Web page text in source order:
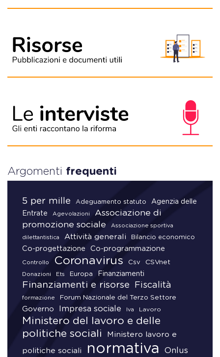
Argomenti frequenti
5 per mille Adeguamento statuto
Agenzia delle
Entrate
Agevolazioni
Associazione di
promozione sociale
Associazione sportiva
dilettantistica Attività generali Bilancio economico
Co-progettazione Co-programmazione
Controllo Coronavirus Csv CSVnet
Donazioni Ets Europa Finanziamenti
Finanziamenti e risorse Fiscalità
formazione Forum Nazionale del Terzo Settore
Governo Impresa sociale Iva Lavoro
Ministero del lavoro e delle
politiche sociali
Ministero lavoro e
politiche sociali normativa Onlus